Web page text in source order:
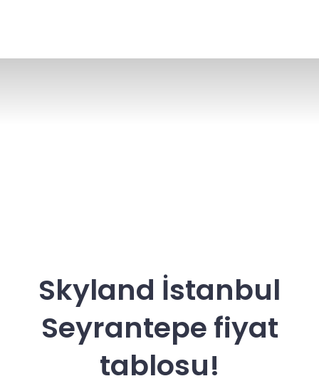
Skyland İstanbul
Seyrantepe fiyat
tablosu!